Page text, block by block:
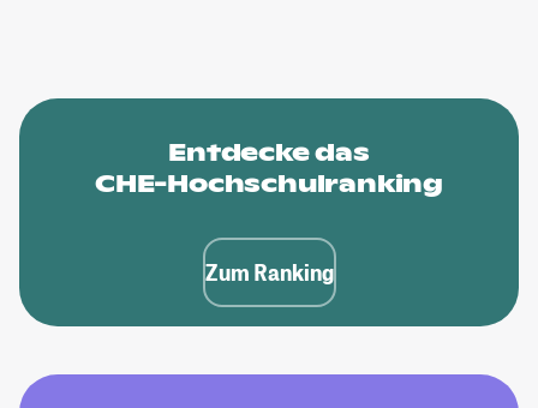
Entdecke das
CHE-Hochschulranking
Zum Ranking